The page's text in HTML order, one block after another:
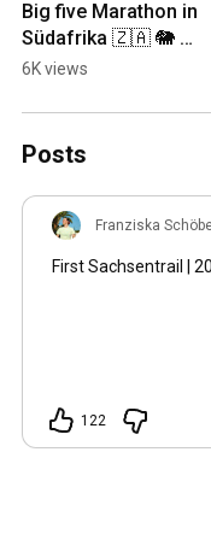
Big five Marathon in
Südafrika 🇿🇦 🐘
#laufen #lauftipps
#marathon
6K views
Posts
Franziska
First Sachsentrail |
122